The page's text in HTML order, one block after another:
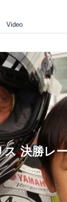
Video
ス 決勝レ